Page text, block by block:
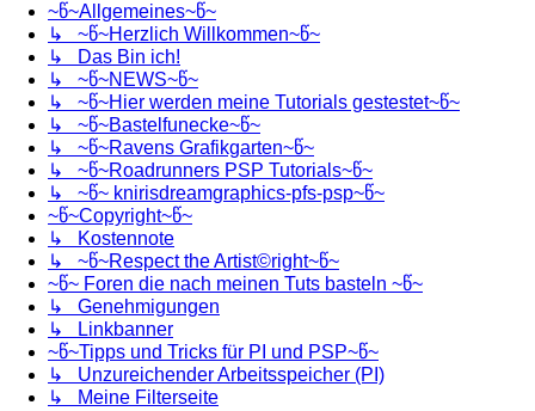
~წ~Allgemeines~წ~
↳ ~წ~Herzlich Willkommen~წ~
↳ Das Bin ich!
↳ ~წ~NEWS~წ~
↳ ~წ~Hier werden meine Tutorials gestestet~წ~
↳ ~წ~Bastelfunecke~წ~
↳ ~წ~Ravens Grafikgarten~წ~
↳ ~წ~Roadrunners PSP Tutorials~წ~
↳ ~წ~ knirisdreamgraphics-pfs-psp~წ~
~წ~Copyright~წ~
↳ Kostennote
↳ ~წ~Respect the Artist©right~წ~
~წ~ Foren die nach meinen Tuts basteln ~წ~
↳ Genehmigungen
↳ Linkbanner
~წ~Tipps und Tricks für PI und PSP~წ~
↳ Unzureichender Arbeitsspeicher (PI)
↳ Meine Filterseite